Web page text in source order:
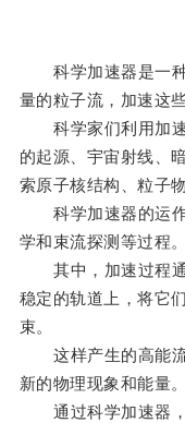
科学加速器是一种
量的粒子流，加速这
科学家们利用加速
的起源、宇宙射线、
索原子核结构、粒子
科学加速器的运作
学和束流探测等过程。
其中，加速过程通
稳定的轨道上，将它
束。
这样产生的高能流
新的物理现象和能量。
通过科学加速器，